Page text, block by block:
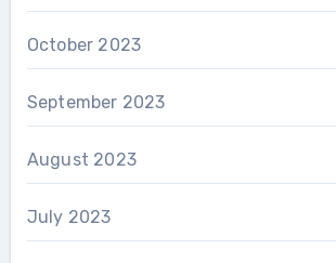
October 2023
September 2023
August 2023
July 2023